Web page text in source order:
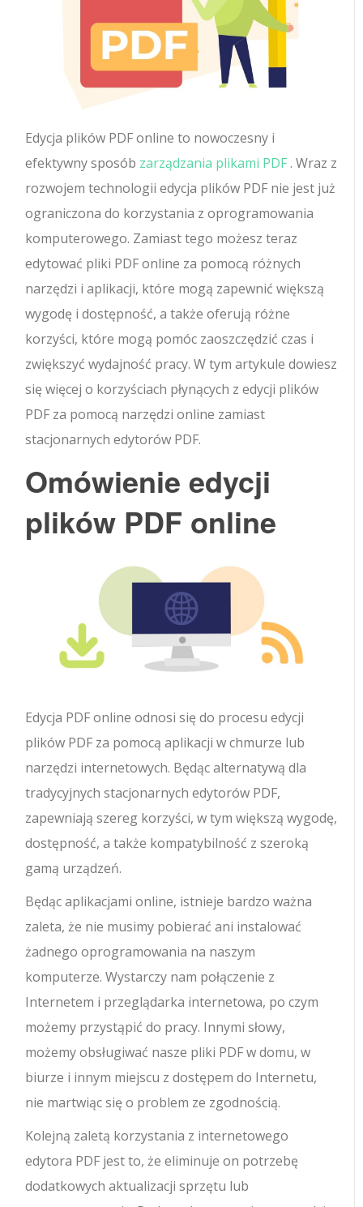
Edycja plików PDF online to nowoczesny i
efektywny sposób zarządzania plikami PDF. Wraz z
rozwojem technologii edycja plików PDF nie jest już
ograniczona do korzystania z oprogramowania
komputerowego. Zamiast tego możesz teraz
edytować pliki PDF online za pomocą różnych
narzędzi i aplikacji, które mogą zapewnić większą
wygodę i dostępność, a także oferują różne
korzyści, które mogą pomóc zaoszczędzić czas i
zwiększyć wydajność pracy. W tym artykule dowiesz
się więcej o korzyściach płynących z edycji plików
PDF za pomocą narzędzi online zamiast
stacjonarnych edytorów PDF.
Omówienie edycji
plików PDF online
Edycja PDF online odnosi się do procesu edycji
plików PDF za pomocą aplikacji w chmurze lub
narzędzi internetowych. Będąc alternatywą dla
tradycyjnych stacjonarnych edytorów PDF,
zapewniają szereg korzyści, w tym większą wygodę,
dostępność, a także kompatybilność z szeroką
gamą urządzeń.
Będąc aplikacjami online, istnieje bardzo ważna
zaleta, że ​​nie musimy pobierać ani instalować
żadnego oprogramowania na naszym
komputerze. Wystarczy nam połączenie z
Internetem i przeglądarka internetowa, po czym
możemy przystąpić do pracy. Innymi słowy,
możemy obsługiwać nasze pliki PDF w domu, w
biurze i innym miejscu z dostępem do Internetu,
nie martwiąc się o problem ze zgodnością.
Kolejną zaletą korzystania z internetowego
edytora PDF jest to, że eliminuje on potrzebę
dodatkowych aktualizacji sprzętu lub